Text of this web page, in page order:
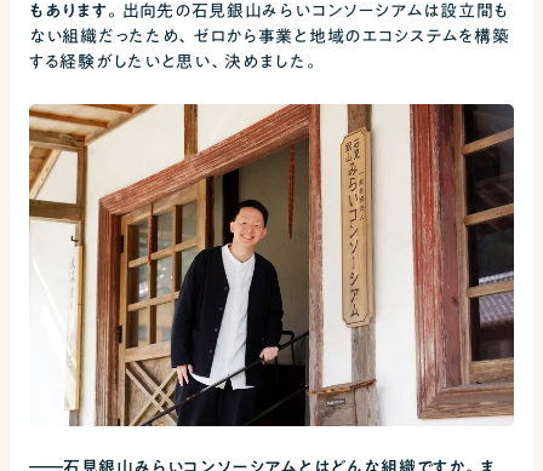
もあります。 出向先の石見銀山みらいコンソーシアムは設立間も
ない組織だったため、ゼロから事業と地域のエコシステムを構築
する経験がしたいと思い、決めました。
――石見銀山みらいコンソーシアムとはどんな組織ですか。ま